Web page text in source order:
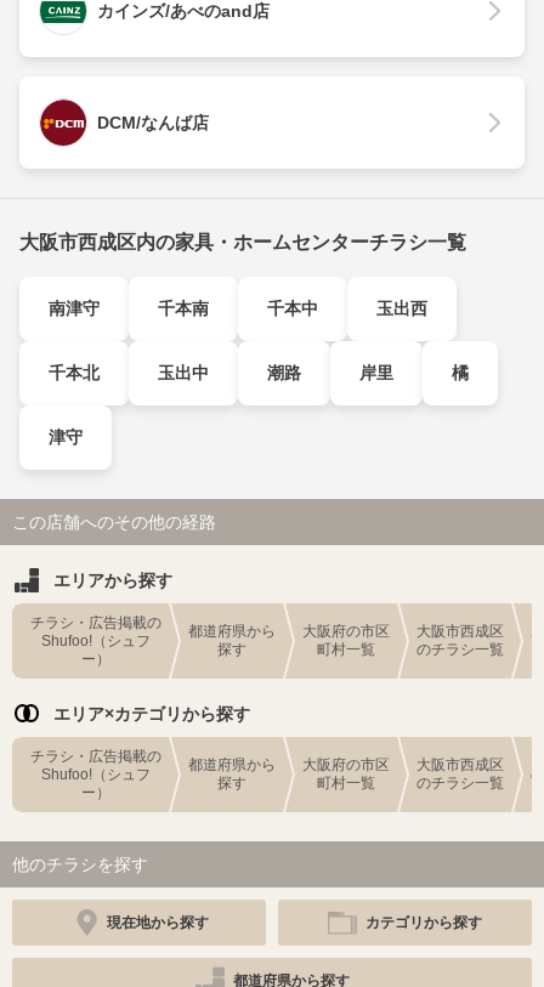
カインズ/あべのand店
DCM/なんば店
大阪市西成区内の家具・ホームセンターチラシ一覧
南津守 千本南 千本中 玉出西
千本北 玉出中 潮路 岸里 橘
津守
この店舗へのその他の経路
エリアから探す
チラシ・広告掲載の
Shufoo!（シュフ
ー）
都道府県から
探す
大阪府の市区
町村一覧
大阪市西成区
のチラシ一覧
エリア×カテゴリから探す
チラシ・広告掲載の
Shufoo!（シュフ
ー）
都道府県から
探す
大阪府の市区
町村一覧
大阪市西成区
のチラシ一覧
他のチラシを探す
現在地から探す カテゴリから探す
都道府県から探す